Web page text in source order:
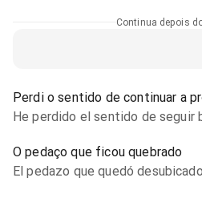
Continua depois
Perdi o sentido de continuar a
He perdido el sentido de seguir
O pedaço que ficou quebrado
El pedazo que quedó desubicado